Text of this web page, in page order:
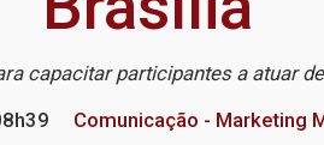
capacitar participantes a atuar
Comunicação - Marketing